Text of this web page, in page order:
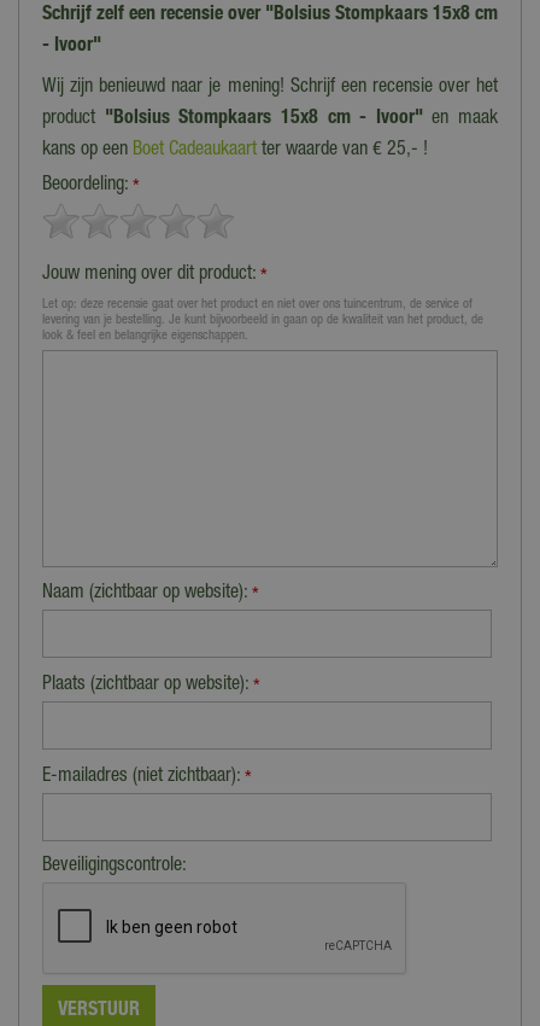
Schrijf zelf een recensie over "Bolsius Stompkaars 15x8 cm
- Ivoor"
Wij zijn benieuwd naar je mening! Schrijf een recensie over het
product "Bolsius Stompkaars 15x8 cm - Ivoor"en maak
kans op een Boet Cadeaukaart ter waarde van € 25,- !
Beoordeling: *
Jouw mening over dit product: *
Let op: deze recensie gaat over het product en niet over ons tuincentrum, de service of
levering van je bestelling. Je kunt bijvoorbeeld in gaan op de kwaliteit van het product, de
look & feel en belangrijke eigenschappen.
Naam (zichtbaar op website): *
Plaats (zichtbaar op website): *
E-mailadres (niet zichtbaar): *
Beveiligingscontrole: